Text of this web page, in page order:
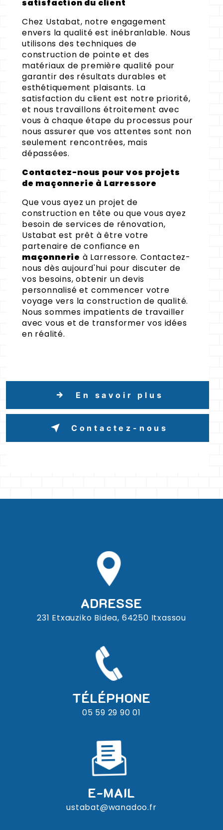
satisfaction du client
Chez Ustabat, notre engagement
envers la qualité est inébranlable. Nous
utilisons des techniques de
construction de pointe et des
matériaux de première qualité pour
garantir des résultats durables et
esthétiquement plaisants. La
satisfaction du client est notre priorité,
et nous travaillons étroitement avec
vous à chaque étape du processus pour
nous assurer que vos attentes sont non
seulement rencontrées, mais
dépassées.
Contactez-nous pour vos projets
de maçonnerie à Larressore
Que vous ayez un projet de
construction en tête ou que vous ayez
besoin de services de rénovation,
Ustabat est prêt à être votre
partenaire de confiance en
maçonnerie à Larressore. Contactez-
nous dès aujourd'hui pour discuter de
vos besoins, obtenir un devis
personnalisé et commencer votre
voyage vers la construction de qualité.
Nous sommes impatients de travailler
avec vous et de transformer vos idées
en réalité.
En savoir plus
Contactez-nous
ADRESSE
231 Etxauziko Bidea, 64250 Itxassou
TÉLÉPHONE
05 59 29 90 01
E-MAIL
ustabat@wanadoo.fr